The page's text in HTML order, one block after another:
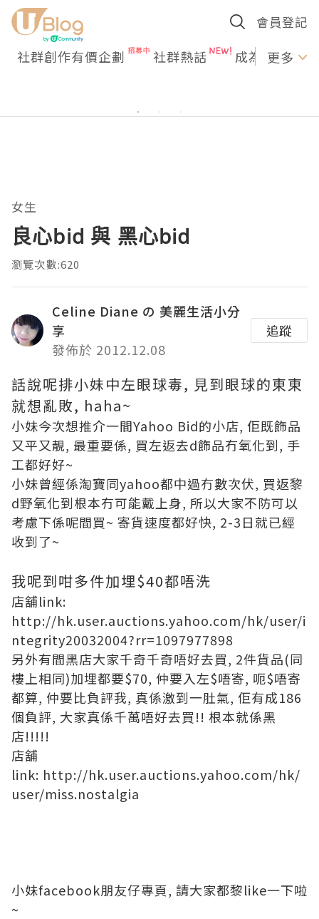
會員登記
社群創作有價企劃 社群熱話 成為U更多
女生
良心bid 與 黑心bid
瀏覽次數:620
Celine Diane の 美麗生活小分
享
發佈於 2012.12.08
追蹤
話說呢排小妹中左眼球毒, 見到眼球的東東
就想亂敗, haha~
小妹今次想推介一間Yahoo Bid的小店, 佢既飾品
又平又靚, 最重要係, 買左返去d飾品冇氧化到, 手
工都好好~
小妹曾經係淘寶同yahoo都中過冇數次伏, 買返黎
d野氧化到根本冇可能戴上身, 所以大家不防可以
考慮下係呢間買~ 寄貨速度都好快, 2-3日就已經
收到了~
我呢到咁多件加埋$40都唔洗
店舖link:
http://hk.user.auctions.yahoo.com/hk/user/i
ntegrity20032004?rr=1097977898
另外有間黑店大家千奇千奇唔好去買, 2件貨品(同
樓上相同)加埋都要$70, 仲要入左$唔寄, 呃$唔寄
都算, 仲要比負評我, 真係激到一肚氣, 佢有成186
個負評, 大家真係千萬唔好去買!! 根本就係黑
店!!!!!
店舖
link: http://hk.user.auctions.yahoo.com/hk/
user/miss.nostalgia
小妹facebook朋友仔專頁, 請大家都黎like一下啦
~